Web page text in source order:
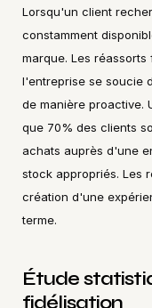
Lorsqu'un client
constamment
marque. Les
l'entreprise se soucie
de manière proactive.
que 70% des clients
achats auprès d'une
stock appropriés. Les
création d'une
terme.
Étude
fidélisation